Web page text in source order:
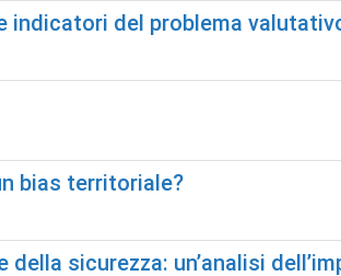
indicatori del problema
bias territoriale?
sicurezza: un’analisi